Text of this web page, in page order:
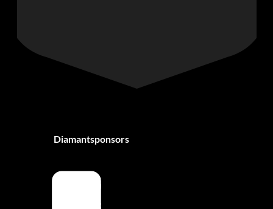
Diamantsponsors